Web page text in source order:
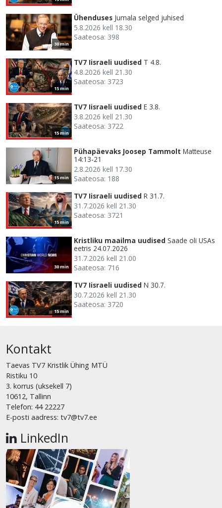
30 min
Ühenduses Jumala selged juhised
5.8.2026 kell 18.30
Saateosa: 398
15 min
TV7 Iisraeli uudised T 4.8.
4.8.2026 kell 21.30
Saateosa: 3723
15 min
TV7 Iisraeli uudised E 3.8.
3.8.2026 kell 21.30
Saateosa: 3722
15 min
Pühapäevaks Joosep Tammolt Matteuse
14:13-21
2.8.2026 kell 17.30
Saateosa: 188
15 min
TV7 Iisraeli uudised R 31.7.
31.7.2026 kell 21.30
Saateosa: 3721
30 min
Kristliku maailma uudised Saade oli USAs
eetris 24.07.2026
31.7.2026 kell 21.00
Saateosa: 716
15 min
TV7 Iisraeli uudised N 30.7.
30.7.2026 kell 21.30
Saateosa: 3720
Kontakt
Taevas TV7 Kristlik Ühing MTÜ
Ristiku 10
3. korrus (uksekell 7)
10612, Tallinn
Telefon: 44 22227
E-posti aadress: tv7@tv7.ee
LinkedIn